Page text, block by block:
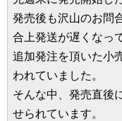
発売後も沢山のお問
合上発送が遅くなっ
追加発注を頂いた小
われていました。
そんな中、発売直後
せられています。